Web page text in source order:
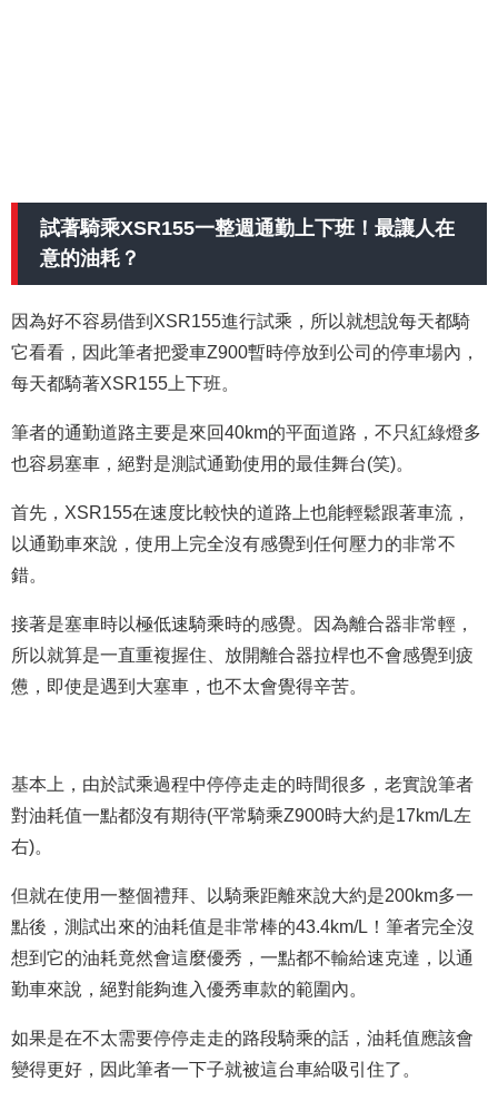
試著騎乘XSR155一整週通勤上下班！最讓人在
意的油耗？
因為好不容易借到XSR155進行試乘，所以就想說每天都騎
它看看，因此筆者把愛車Z900暫時停放到公司的停車場內，
每天都騎著XSR155上下班。
筆者的通勤道路主要是來回40km的平面道路，不只紅綠燈多
也容易塞車，絕對是測試通勤使用的最佳舞台(笑)。
首先，XSR155在速度比較快的道路上也能輕鬆跟著車流，
以通勤車來說，使用上完全沒有感覺到任何壓力的非常不
錯。
接著是塞車時以極低速騎乘時的感覺。因為離合器非常輕，
所以就算是一直重複握住、放開離合器拉桿也不會感覺到疲
憊，即使是遇到大塞車，也不太會覺得辛苦。
基本上，由於試乘過程中停停走走的時間很多，老實說筆者
對油耗值一點都沒有期待(平常騎乘Z900時大約是17km/L左
右)。
但就在使用一整個禮拜、以騎乘距離來說大約是200km多一
點後，測試出來的油耗值是非常棒的43.4km/L！筆者完全沒
想到它的油耗竟然會這麼優秀，一點都不輸給速克達，以通
勤車來說，絕對能夠進入優秀車款的範圍內。
如果是在不太需要停停走走的路段騎乘的話，油耗值應該會
變得更好，因此筆者一下子就被這台車給吸引住了。